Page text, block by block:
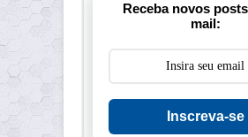
Receba novos
mail:
Inscreva-se